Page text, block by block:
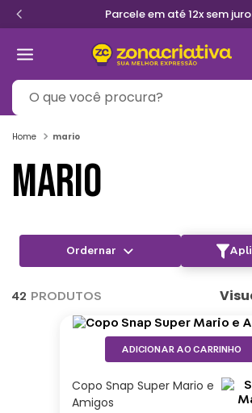
Parcele em até 12x sem juros
O que você procura?
mario
MARIO
42 PRODUTOS
Copo Snap Super Mario e
Amigos
ADICIONAR AO CARRINHO